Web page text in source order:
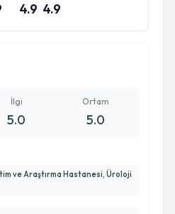
4.9 4.9
İlgi
5.0
Ortam
5.0
ve Araştırma Hastanesi, Üroloji